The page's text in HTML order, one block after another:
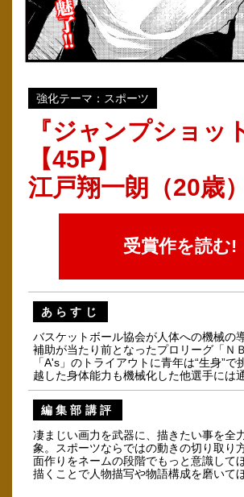
強化テーマ：スポーツ
『ジャンプショッ
【45P】
江戸翔一朗（20歳
受賞作を読む!
あらすじ
バスケットボール協会が人体への機械の
補助が当たり前となったプロリーグ「Ｎ
「A's」のトライアウトに青年は“生身”
越した身体能力も機械化した他選手には
編集部講評
凄まじい画力を武器に、描きたい事を全
象。スポーツならではの動きの切り取り
面作りをネームの段階でもっと意識して
描くことで人物描写や物語構成を磨いて